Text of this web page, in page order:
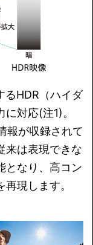
るHDR（ハイダ
対応(注1)。
報が収録されて
来は表現できな
となり、高コン
現します。